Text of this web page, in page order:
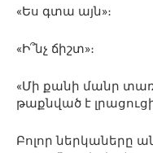
«Ես գտա այն»։
«Ի՞նչ ճիշտ»։
«Մի քանի մանր
թաքնված է
Բոլոր ներկաները